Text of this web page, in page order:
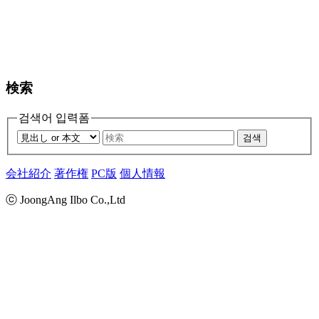
検索
검색어 입력폼
검색
会社紹介 著作権 PC版 個人情報
ⓒ JoongAng Ilbo Co.,Ltd